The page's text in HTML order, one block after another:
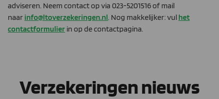
adviseren. Neem contact op via 023-5201516 of mail
naarinfo@ltoverzekeringen.nl. Nog makkelijker: vul het
contactformulier in op de contactpagina.
Verzekeringen nieuws